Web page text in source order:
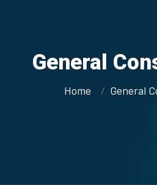
General
Home General